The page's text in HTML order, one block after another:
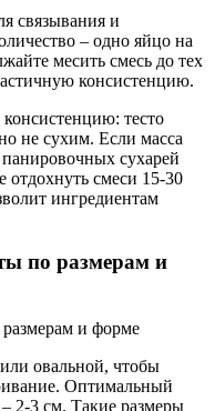
связывания и
– одно яйцо на
месить смесь до тех
консистенцию.
тесто
не сухим. Если масса
сухарей
смеси 15-30
ингредиентам
по размерам и
овальной, чтобы
Оптимальный
2-3 см. Такие размеры